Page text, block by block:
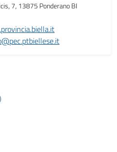
7, 13875 Ponderano BI